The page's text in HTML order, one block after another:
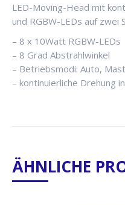
LED-Moving-Head mit
und RGBW-LEDs auf zwei
– 8 x 10Watt RGBW-LEDs
– 8 Grad Abstrahlwinkel
– Betriebsmodi: Auto,
– kontinuierliche Drehung
ÄHNLICHE